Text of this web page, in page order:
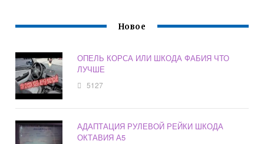
Новое
ОПЕЛЬ КОРСА ИЛИ ШКОДА ФАБИЯ ЧТО
ЛУЧШЕ
5127
АДАПТАЦИЯ РУЛЕВОЙ РЕЙКИ ШКОДА
ОКТАВИЯ А5